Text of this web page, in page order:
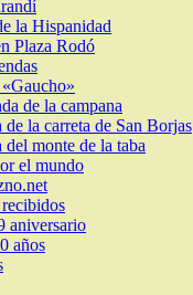
la Hispanidad
Plaza Rodó
de la campana
de la carreta de San Borjas
del monte de la taba
el mundo
aniversario
años